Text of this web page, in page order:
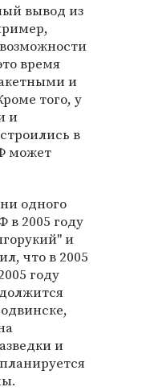
вывод из
время
и
того, у
и
в
может
одного
в 2005 году
и
что в 2005
году
и